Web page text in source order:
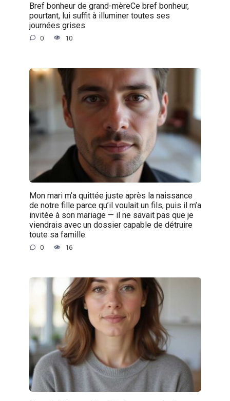
Bref bonheur de grand-mèreCe bref bonheur,
pourtant, lui suffit à illuminer toutes ses
journées grises.
0 10
Mon mari m’a quittée juste après la naissance
de notre fille parce qu’il voulait un fils, puis il m’a
invitée à son mariage — il ne savait pas que je
viendrais avec un dossier capable de détruire
toute sa famille.
0 16